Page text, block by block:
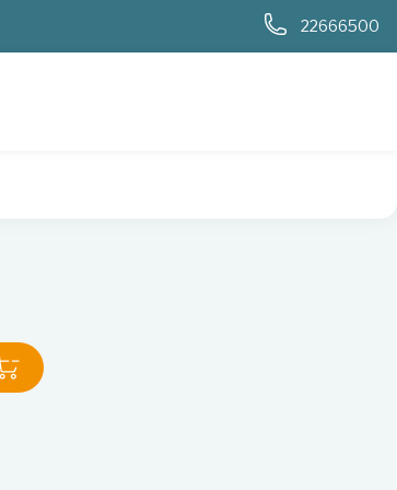
22666500